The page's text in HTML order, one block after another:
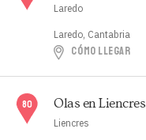
Laredo
Laredo, Cantabria
CÓMO LLEGAR
Olas en Liencres
Liencres